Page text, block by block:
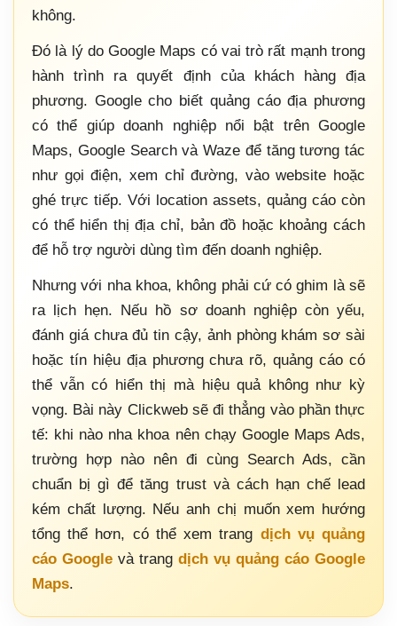
không.
Đó là lý do Google Maps có vai trò rất mạnh trong
hành trình ra quyết định của khách hàng địa
phương. Google cho biết quảng cáo địa phương
có thể giúp doanh nghiệp nổi bật trên Google
Maps, Google Search và Waze để tăng tương tác
như gọi điện, xem chỉ đường, vào website hoặc
ghé trực tiếp. Với location assets, quảng cáo còn
có thể hiển thị địa chỉ, bản đồ hoặc khoảng cách
để hỗ trợ người dùng tìm đến doanh nghiệp.
Nhưng với nha khoa, không phải cứ có ghim là sẽ
ra lịch hẹn. Nếu hồ sơ doanh nghiệp còn yếu,
đánh giá chưa đủ tin cậy, ảnh phòng khám sơ sài
hoặc tín hiệu địa phương chưa rõ, quảng cáo có
thể vẫn có hiển thị mà hiệu quả không như kỳ
vọng. Bài này Clickweb sẽ đi thẳng vào phần thực
tế: khi nào nha khoa nên chạy Google Maps Ads,
trường hợp nào nên đi cùng Search Ads, cần
chuẩn bị gì để tăng trust và cách hạn chế lead
kém chất lượng. Nếu anh chị muốn xem hướng
tổng thể hơn, có thể xem trang dịch vụ quảng
cáo Google và trang dịch vụ quảng cáo Google
Maps.